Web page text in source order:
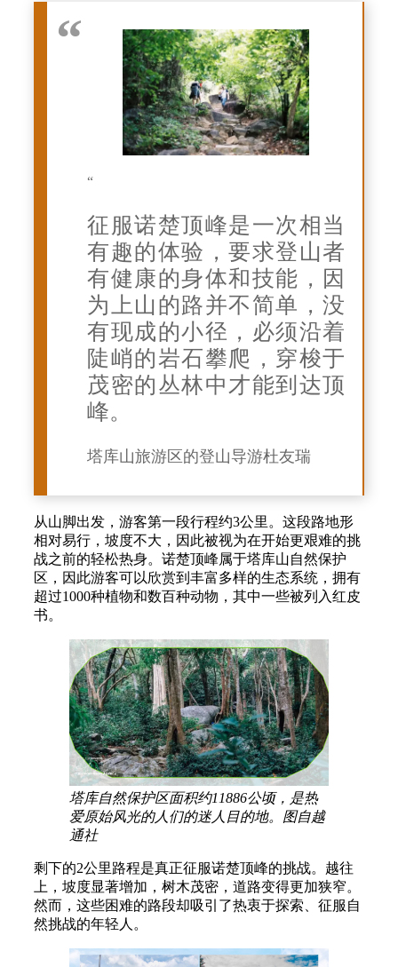
“
征服诺楚顶峰是一次相当
有趣的体验，要求登山者
有健康的身体和技能，因
为上山的路并不简单，没
有现成的小径，必须沿着
陡峭的岩石攀爬，穿梭于
茂密的丛林中才能到达顶
峰。
塔库山旅游区的登山导游杜友瑞
从山脚出发，游客第一段行程约3公里。这段路地形
相对易行，坡度不大，因此被视为在开始更艰难的挑
战之前的轻松热身。诺楚顶峰属于塔库山自然保护
区，因此游客可以欣赏到丰富多样的生态系统，拥有
超过1000种植物和数百种动物，其中一些被列入红皮
书。
塔库自然保护区面积约11886公顷，是热
爱原始风光的人们的迷人目的地。图自越
通社
剩下的2公里路程是真正征服诺楚顶峰的挑战。越往
上，坡度显著增加，树木茂密，道路变得更加狭窄。
然而，这些困难的路段却吸引了热衷于探索、征服自
然挑战的年轻人。